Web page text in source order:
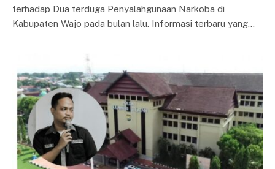
terhadap Dua terduga Penyalahgunaan Narkoba di
Kabupaten Wajo pada bulan lalu. Informasi terbaru yang…